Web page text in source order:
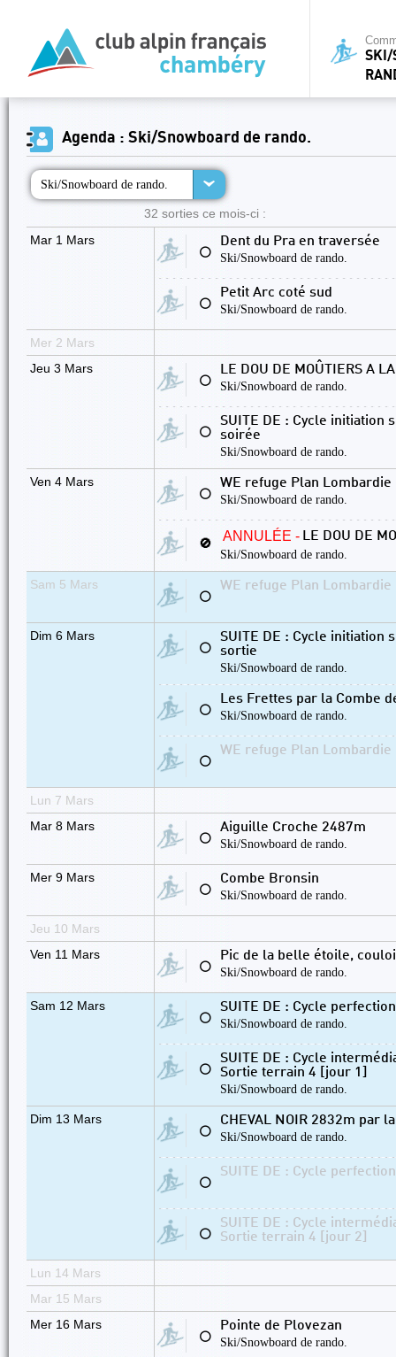
SKI/
Agenda : Ski/Snowboard de rando.
Ski/Snowboard de rando.
32 sorties ce mois-ci :
Mar 1 Mars
⚪
Dent du Pra en traversée
Ski/Snowboard de rando.
⚪
Petit Arc coté sud
Ski/Snowboard de rando.
Mer 2 Mars
Jeu 3 Mars
⚪
LE DOU DE MOÛTIERS A
Ski/Snowboard de rando.
⚪
SUITE DE : Cycle initiation
soirée
Ski/Snowboard de rando.
Ven 4 Mars
⚪
WE refuge Plan
Ski/Snowboard de rando.
🚫 ANNULÉE - LE DOU DE
Ski/Snowboard de rando.
Sam 5 Mars
⚪
WE refuge Plan
Dim 6 Mars
⚪
SUITE DE : Cycle initiation
sortie
Ski/Snowboard de rando.
⚪
Les Frettes par la Combe
Ski/Snowboard de rando.
⚪
WE refuge Plan
Lun 7 Mars
Mar 8 Mars
⚪
Aiguille Croche 2487m
Ski/Snowboard de rando.
Mer 9 Mars
⚪
Combe Bronsin
Ski/Snowboard de rando.
Jeu 10 Mars
Ven 11 Mars
⚪
Pic de la belle étoile,
Ski/Snowboard de rando.
Sam 12 Mars
⚪
SUITE DE : Cycle
Ski/Snowboard de rando.
⚪
SUITE DE : Cycle
Sortie terrain 4 [jour 1]
Ski/Snowboard de rando.
Dim 13 Mars
⚪
CHEVAL NOIR 2832m par
Ski/Snowboard de rando.
⚪
SUITE DE : Cycle
⚪
SUITE DE : Cycle
Sortie terrain 4 [jour 2]
Lun 14 Mars
Mar 15 Mars
Mer 16 Mars
⚪
Pointe de Plovezan
Ski/Snowboard de rando.